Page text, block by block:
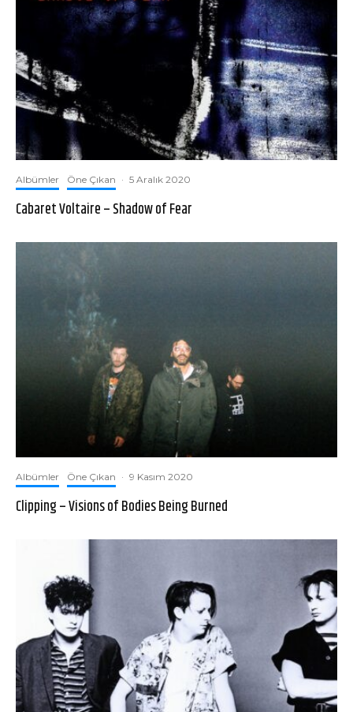
Albümler Öne Çıkan · 5 Aralık 2020
Cabaret Voltaire – Shadow of Fear
Albümler Öne Çıkan · 9 Kasım 2020
Clipping – Visions of Bodies Being Burned